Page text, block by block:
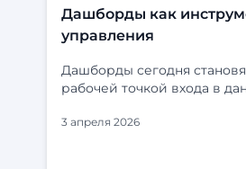
Дашборды как
управления
Дашборды сегодня
рабочей точкой входа в
системах. В одном
3 апреля 2026